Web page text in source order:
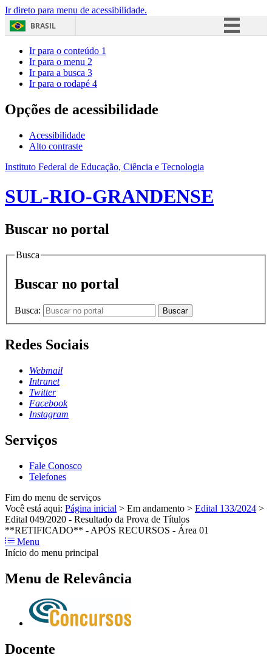
Ir direto para menu de acessibilidade.
BRASIL
Acesso à informação
Ir para o conteúdo 1
Ir para o menu 2
Ir para a busca 3
Ir para o rodapé 4
Opções de acessibilidade
Acessibilidade
Alto contraste
Instituto Federal de Educação, Ciência e Tecnologia
SUL-RIO-GRANDENSE
Buscar no portal
Busca
Buscar no portal
Busca: Buscar
Redes Sociais
Webmail
Intranet
Twitter
Facebook
Instagram
Serviços
Fale Conosco
Telefones
Fim do menu de serviços
Você está aqui: Página inicial > Em andamento > Edital 133/2024 >
Edital 049/2020 - Resultado da Prova de Títulos
**RETIFICADO** - APÓS RECURSOS - Área 01
Menu
Início do menu principal
Menu de Relevância
Docente